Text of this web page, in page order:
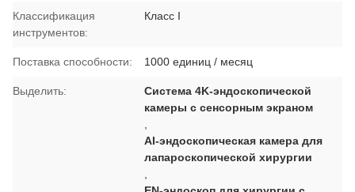
Классификация
инструментов:
Класс I
Поставка способности: 1000 единиц / месяц
Выделить:
Система 4K-эндоскопической
камеры с сенсорным экраном
AI-эндоскопическая камера для
лапароскопической хирургии